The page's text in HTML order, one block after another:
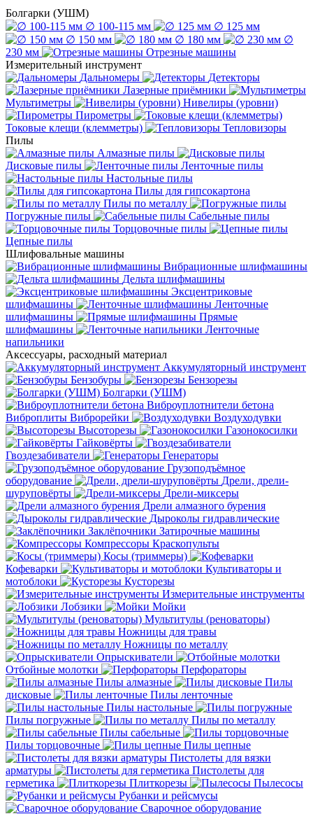
Болгарки (УШМ)
∅ 100-115 мм
∅ 125 мм
∅ 150 мм
∅ 180 мм
∅
230 мм
Отрезные машины
Измерительный инструмент
Дальномеры
Детекторы
Лазерные приёмники
Мультиметры
Нивелиры (уровни)
Пирометры
Токовые клещи (клемметры)
Тепловизоры
Пилы
Алмазные пилы
Дисковые пилы
Ленточные пилы
Настольные пилы
Пилы для гипсокартона
Пилы по металлу
Погружные пилы
Сабельные пилы
Торцовочные пилы
Цепные пилы
Шлифовальные машины
Вибрационные шлифмашины
Дельта шлифмашины
Эксцентриковые
шлифмашины
Ленточные
шлифмашины
Прямые
шлифмашины
Ленточные
напильники
Аксессуары, расходный материал
Аккумуляторный инструмент
Бензобуры
Бензорезы
Болгарки (УШМ)
Виброуплотнители бетона
Виброплиты Виброрейки
Воздуходувки
Высоторезы
Газонокосилки
Гайковёрты
Гвоздезабиватели
Генераторы
Грузоподъёмное
оборудование
Дрели, дрели-
шуруповёрты
Дрели-миксеры
Дрели алмазного бурения
Дыроколы гидравлические
Заклёпочники Затирочные машины
Компрессоры Краскопульты
Косы (триммеры)
Кофеварки
Культиваторы и
мотоблоки
Кусторезы
Измерительные инструменты
Лобзики
Мойки
Мультитулы (реноваторы)
Ножницы для травы
Ножницы по металлу
Опрыскиватели
Отбойные молотки
Перфораторы
Пилы алмазные
Пилы
дисковые
Пилы ленточные
Пилы настольные
Пилы погружные
Пилы по металлу
Пилы сабельные
Пилы торцовочные
Пилы цепные
Пистолеты для вязки
арматуры
Пистолеты для
герметика
Плиткорезы
Пылесосы
Рубанки и рейсмусы
Сварочное оборудование